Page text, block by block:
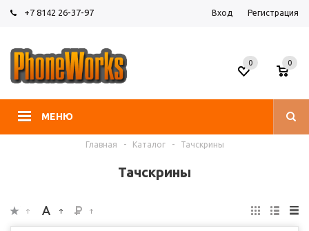
+7 8142 26-37-97 Вход Регистрация
МЕНЮ
0 0
Главная - Каталог - Тачскрины
Тачскрины